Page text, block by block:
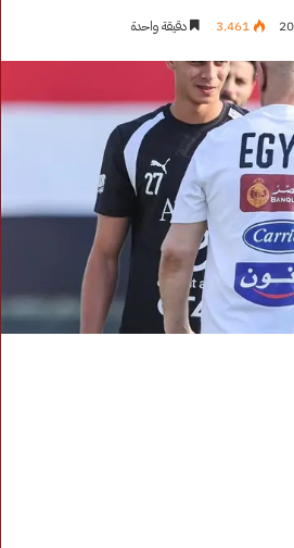
3٬461 دقيقة واحدة